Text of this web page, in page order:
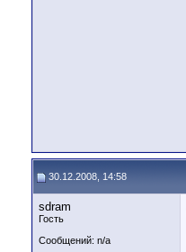
30.12.2008, 14:58
sdram
Гость
Сообщений: n/a